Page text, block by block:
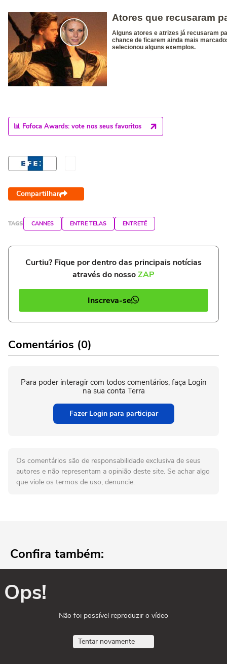
📊 Fofoca Awards: vote nos seus favoritos
Compartilhar
TAGS CANNES ENTRE TELAS ENTRETÊ
Curtiu? Fique por dentro das principais notícias
através do nossoZAP
Inscreva-se
Comentários (0)
Para poder interagir com todos comentários, faça Login
na sua conta Terra
Fazer Login para participar
Os comentários são de responsabilidade exclusiva de seus
autores e não representam a opinião deste site. Se achar algo
que viole os termos de uso, denuncie.
Confira também:
Ops!
Não foi possível reproduzir o vídeo
Tentar novamente